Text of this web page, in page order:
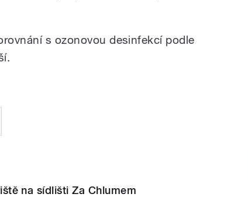
s ozonovou desinfekcí podle
na sídlišti Za Chlumem